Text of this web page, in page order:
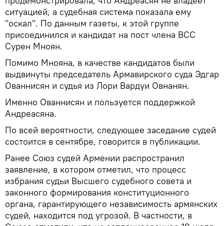
ситуацией, а судебная система показала ему
"оскал". По данным газеты, к этой группе
присоединился и кандидат на пост члена ВСС
Сурен Мноян.
Помимо Мнояна, в качестве кандидатов были
выдвинуты председатель Армавирского суда Эдгар
Ованнисян и судья из Лори Вардуи Овнанян.
Именно Ованнисян и пользуется поддержкой
Андреасяна.
По всей вероятности, следующее заседание судей
состоится в сентябре, говорится в публикации.
Ранее Союз судей Армении распространил
заявление, в котором отметил, что процесс
избрания судьи Высшего судебного совета и
законного формирования конституционного
органа, гарантирующего независимость армянских
судей, находится под угрозой. В частности, в